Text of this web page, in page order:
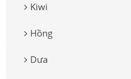
Kiwi
Hồng
Dưa